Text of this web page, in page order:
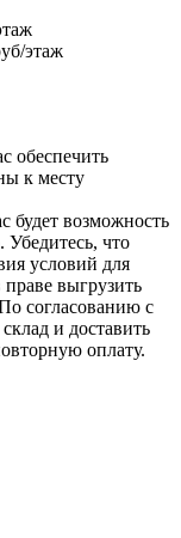
этаж
обеспечить
к месту
будет возможность
Убедитесь, что
условий для
праве выгрузить
согласованию с
и доставить
оплату.